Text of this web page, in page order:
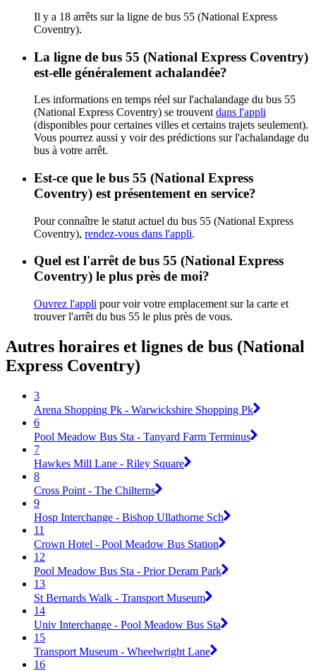
Il y a 18 arrêts sur la ligne de bus 55 (National Express
Coventry).
La ligne de bus 55 (National Express Coventry)
est-elle généralement achalandée?
Les informations en temps réel sur l'achalandage du bus 55
(National Express Coventry) se trouvent dans l'appli
(disponibles pour certaines villes et certains trajets seulement).
Vous pourrez aussi y voir des prédictions sur l'achalandage du
bus à votre arrêt.
Est-ce que le bus 55 (National Express
Coventry) est présentement en service?
Pour connaître le statut actuel du bus 55 (National Express
Coventry), rendez-vous dans l'appli.
Quel est l'arrêt de bus 55 (National Express
Coventry) le plus près de moi?
Ouvrez l'appli pour voir votre emplacement sur la carte et
trouver l'arrêt du bus 55 le plus près de vous.
Autres horaires et lignes de bus (National
Express Coventry)
3
Arena Shopping Pk - Warwickshire Shopping Pk
6
Pool Meadow Bus Sta - Tanyard Farm Terminus
7
Hawkes Mill Lane - Riley Square
8
Cross Point - The Chilterns
9
Hosp Interchange - Bishop Ullathorne Sch
11
Crown Hotel - Pool Meadow Bus Station
12
Pool Meadow Bus Sta - Prior Deram Park
13
St Bernards Walk - Transport Museum
14
Univ Interchange - Pool Meadow Bus Sta
15
Transport Museum - Wheelwright Lane
16